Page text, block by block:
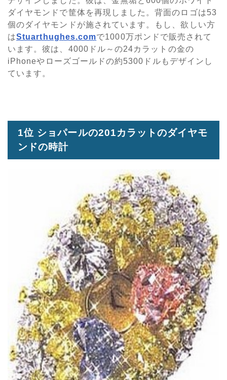
ダイヤモンドで筐体を再現しました。背面のロゴは53
個のダイヤモンドが施されています。もし、欲しい方
はStuarthughes.comで1000万ポンドで販売されて
います。彼は、4000ドル～の24カラットの金の
iPhoneやローズゴールドの約5300ドルもデザインし
ています。
1位 ショパールの201カラットのダイヤモ
ンドの時計